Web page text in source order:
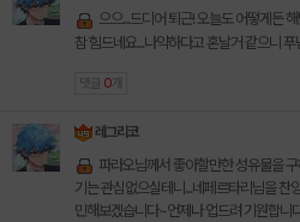
으으...드디어 퇴근! 오늘도 어떻게든
참 힘드네요...나약하다고 혼날거 같으니
댓글 0 개
레그리코
파라오님께서 좋아할만한 성유물을
기는 관심없으실테니...네페르타리님을 찬
민해보겠습니다~언제나 업드려 기원합니